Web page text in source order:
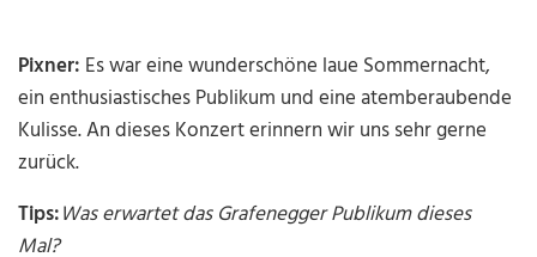
Pixner: Es war eine wunderschöne laue Sommernacht,
ein enthusiastisches Publikum und eine atemberaubende
Kulisse. An dieses Konzert erinnern wir uns sehr gerne
zurück.
Tips:Was erwartet das Grafenegger Publikum dieses
Mal?